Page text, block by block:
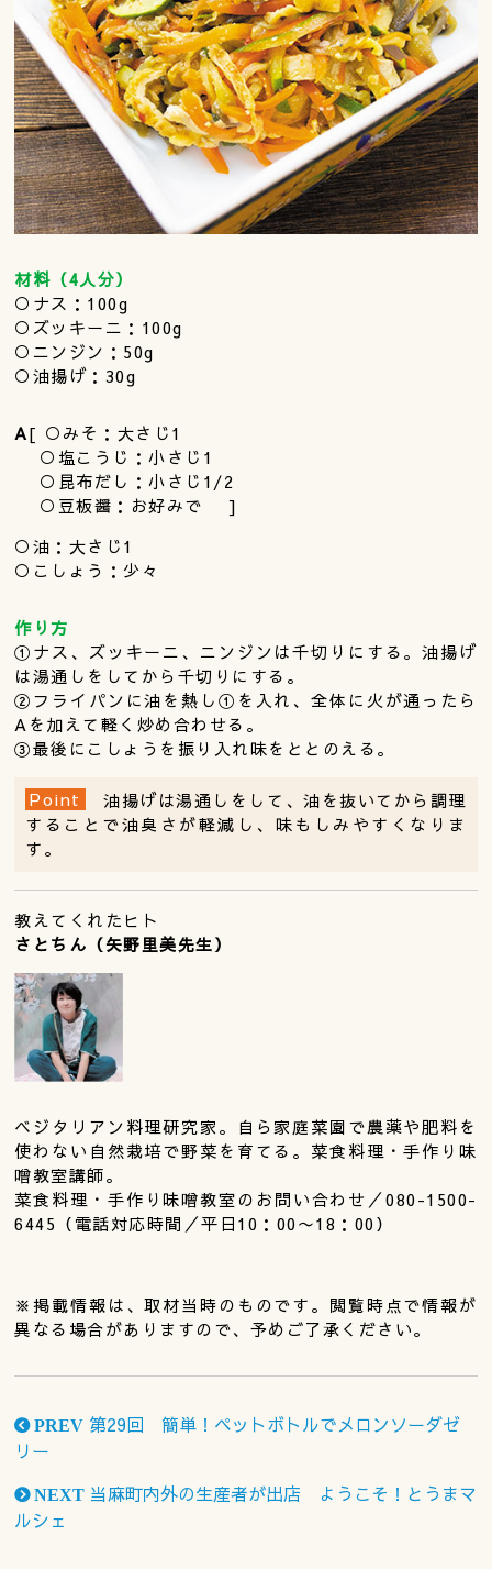
材料（4人分）
○ナス：100g
○ズッキーニ：100g
○ニンジン：50g
○油揚げ：30g
A[ ○みそ：大さじ1
○塩こうじ：小さじ1
○昆布だし：小さじ1/2
○豆板醤：お好みで ]
○油：大さじ1
○こしょう：少々
作り方
①ナス、ズッキーニ、ニンジンは千切りにする。油揚げ
は湯通しをしてから千切りにする。
②フライパンに油を熱し①を入れ、全体に火が通ったら
Aを加えて軽く炒め合わせる。
③最後にこしょうを振り入れ味をととのえる。
Point
油揚げは湯通しをして、油を抜いてから調理
することで油臭さが軽減し、味もしみやすくなりま
す。
教えてくれたヒト
さとちん（矢野里美先生）
ベジタリアン料理研究家。自ら家庭菜園で農薬や肥料を
使わない自然栽培で野菜を育てる。菜食料理・手作り味
噌教室講師。
菜食料理・手作り味噌教室のお問い合わせ／080-1500-
6445（電話対応時間／平日10：00〜18：00）
※掲載情報は、取材当時のものです。閲覧時点で情報が
異なる場合がありますので、予めご了承ください。
PREV 第29回 簡単！ペットボトルでメロンソーダゼ
リー
NEXT 当麻町内外の生産者が出店 ようこそ！とうまマ
ルシェ